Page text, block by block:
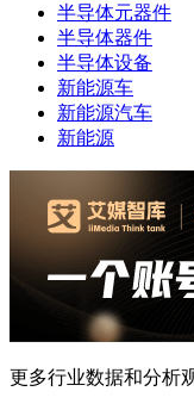
半导体元器件
半导体器件
半导体设备
新能源车
新能源汽车
新能源
更多行业数据和分析